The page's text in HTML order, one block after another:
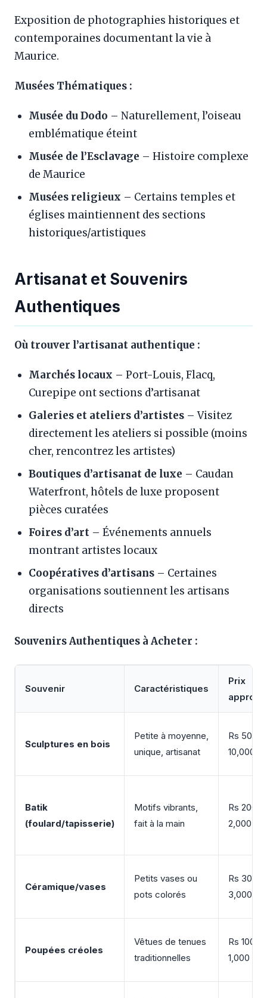
Exposition de photographies historiques et
contemporaines documentant la vie à
Maurice.
Musées Thématiques :
Musée du Dodo – Naturellement, l’oiseau
emblématique éteint
Musée de l’Esclavage – Histoire complexe
de Maurice
Musées religieux – Certains temples et
églises maintiennent des sections
historiques/artistiques
Artisanat et Souvenirs
Authentiques
Où trouver l’artisanat authentique :
Marchés locaux – Port-Louis, Flacq,
Curepipe ont sections d’artisanat
Galeries et ateliers d’artistes – Visitez
directement les ateliers si possible (moins
cher, rencontrez les artistes)
Boutiques d’artisanat de luxe – Caudan
Waterfront, hôtels de luxe proposent
pièces curatées
Foires d’art – Événements annuels
montrant artistes locaux
Coopératives d’artisans – Certaines
organisations soutiennent les artisans
directs
Souvenirs Authentiques à Acheter :
Souvenir Caractéristiques
Prix
Sculptures en bois
Petite à moyenne,
unique, artisanat
Rs 500 –
10,000+
Batik
(foulard/tapisserie)
Motifs vibrants,
fait à la main
Rs 200 –
2,000
Céramique/vases
Petits vases ou
pots colorés
Rs 300 –
3,000
Poupées créoles
Vêtues de tenues
traditionnelles
Rs 100 –
1,000